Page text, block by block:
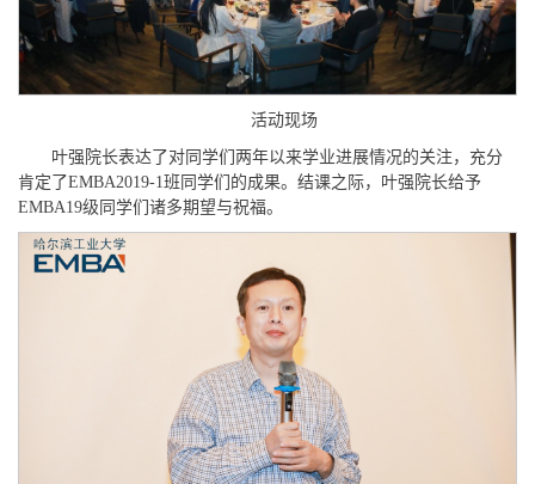
活动现场
叶强院长表达了对同学们两年以来学业进展情况的关注，充分
肯定了EMBA2019-1班同学们的成果。结课之际，叶强院长给予
EMBA19级同学们诸多期望与祝福。